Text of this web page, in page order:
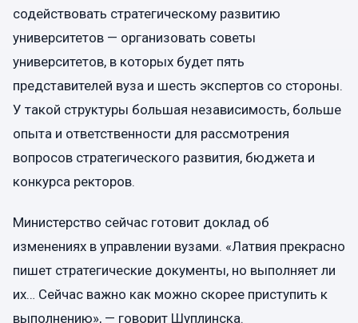
содействовать стратегическому развитию
университетов — организовать советы
университетов, в которых будет пять
представителей вуза и шесть экспертов со стороны.
У такой структуры большая независимость, больше
опыта и ответственности для рассмотрения
вопросов стратегического развития, бюджета и
конкурса ректоров.
Министерство сейчас готовит доклад об
изменениях в управлении вузами. «Латвия прекрасно
пишет стратегические документы, но выполняет ли
их… Сейчас важно как можно скорее приступить к
выполнению», — говорит Шуплинска.